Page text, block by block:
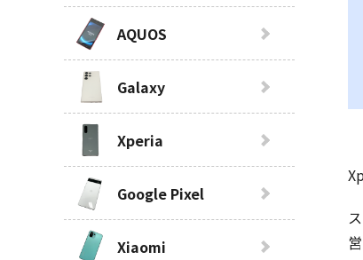
AQUOS
Galaxy
Xperia
Google Pixel
Xiaomi